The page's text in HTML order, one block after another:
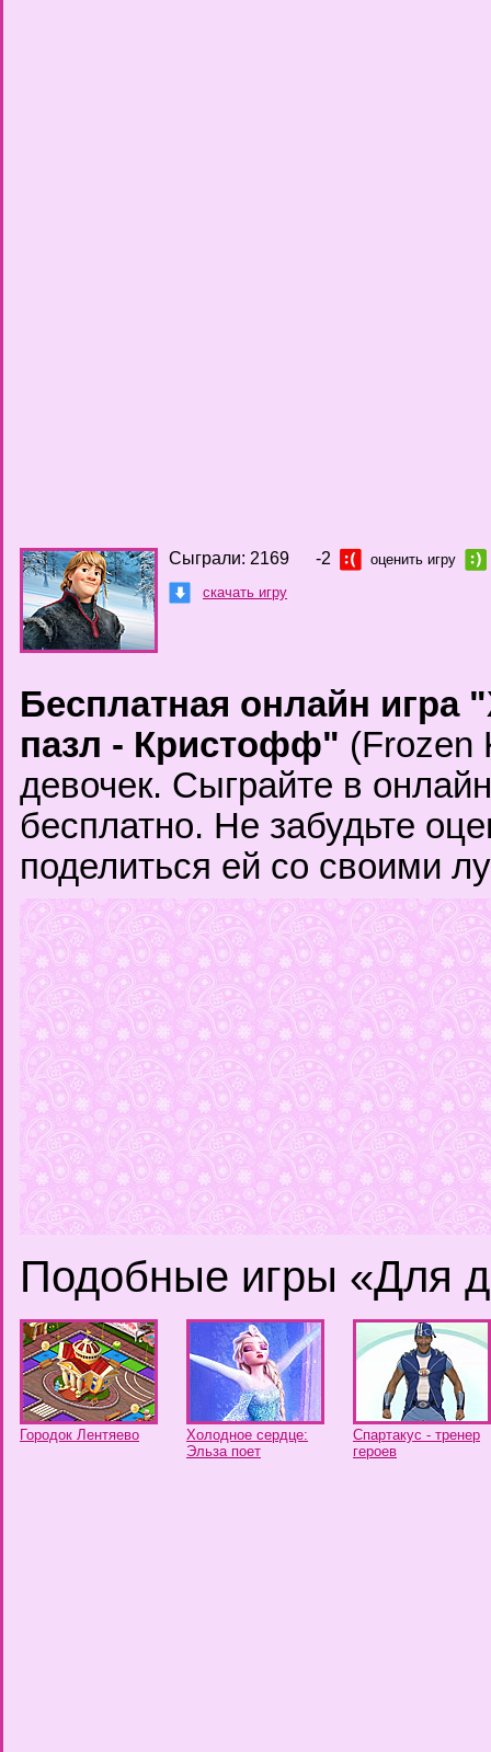
Сыграли: 2169 -2
оценить игру
скачать игру
Бесплатная онлайн игра
пазл - Кристофф" (Frozen
девочек. Сыграйте в
бесплатно. Не забудьте
поделиться ей со своими
Подобные игры «Для
Городок Лентяево
Холодное сердце:
Эльза поет
Спартакус - тренер
героев